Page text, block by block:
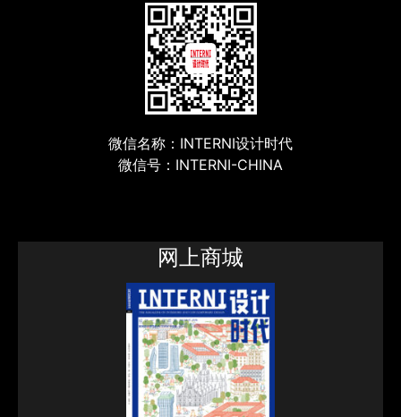
微信名称：INTERNI设计时代
微信号：INTERNI-CHINA
网上商城